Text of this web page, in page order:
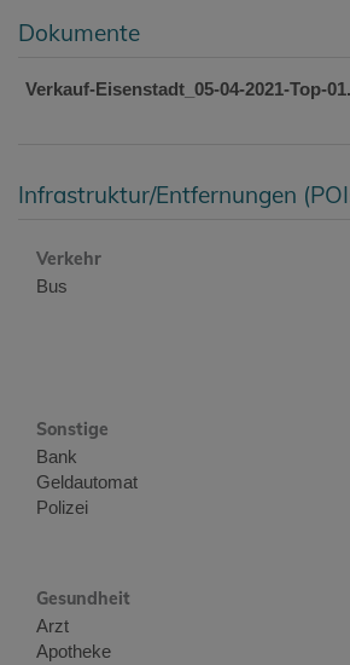
Dokumente
Verkauf-Eisenstadt_05-04-2021-Top-
Infrastruktur/Entfernungen
Verkehr
Bus
Sonstige
Bank
Geldautomat
Polizei
Gesundheit
Arzt
Apotheke